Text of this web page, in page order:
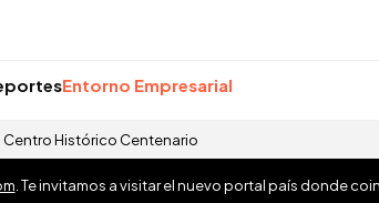
Entorno Empresarial
Centro Histórico Centenario
. Te invitamos a visitar el nuevo portal país donde